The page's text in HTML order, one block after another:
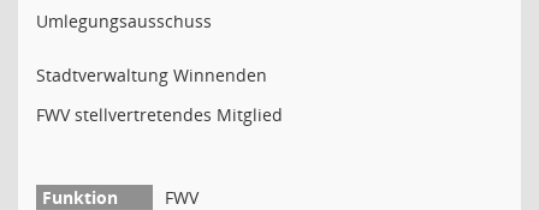
Umlegungsausschuss
Stadtverwaltung Winnenden
FWV stellvertretendes Mitglied
FWV